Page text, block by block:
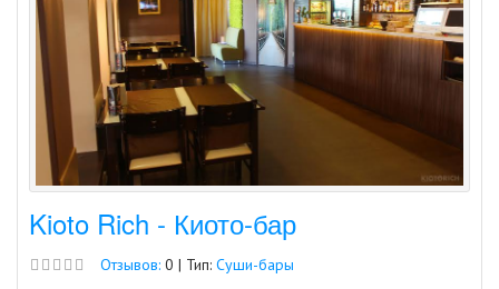
Kioto Rich - Киото-бар
Отзывов: 0 | Тип: Суши-бары